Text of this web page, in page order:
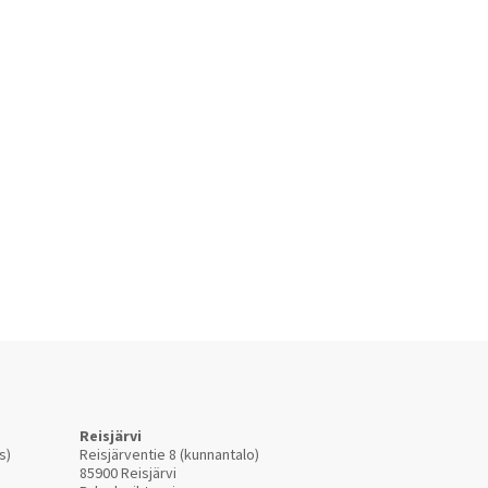
Reisjärvi
Reisjärventie 8 (kunnantalo)
85900 Reisjärvi